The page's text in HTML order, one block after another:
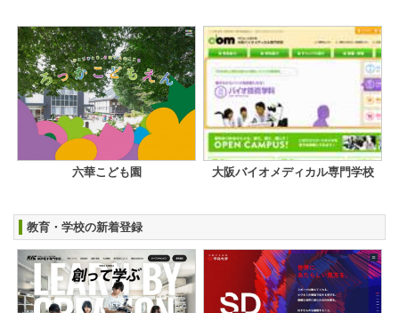
六華こども園 大阪バイオメディカル専門学校
教育・学校の新着登録